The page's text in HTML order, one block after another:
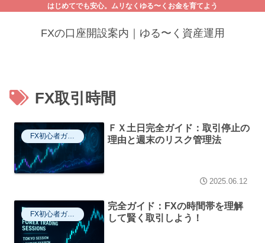
はじめてでも安心。ムリなくゆる〜くお金を育てよう
FXの口座開設案内｜ゆる〜く資産運用
FX取引時間
FX初心者ガイド
ＦＸ土日完全ガイド：取引停止の
理由と週末のリスク管理法
2025.06.12
完全ガイド：FXの時間帯を理解
して賢く取引しよう！